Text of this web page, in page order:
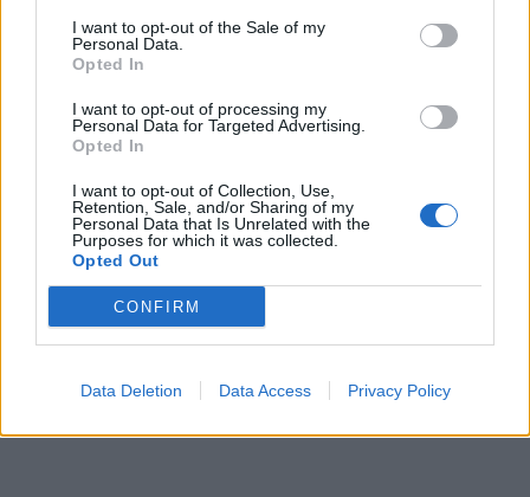
I want to opt-out of the Sale of my
Personal Data.
Opted In
I want to opt-out of processing my
Personal Data for Targeted Advertising.
Opted In
I want to opt-out of Collection, Use,
Retention, Sale, and/or Sharing of my
Personal Data that Is Unrelated with the
Purposes for which it was collected.
Opted Out
CONFIRM
Data Deletion Data Access Privacy Policy
städningen inomhus.
Fort ska städningen gå, jag gillar snabbt och smidigt. Vill
lägga minimalt med tid inomhus men ändå att allt känns
fräscht och iordning inför den kommande veckan.